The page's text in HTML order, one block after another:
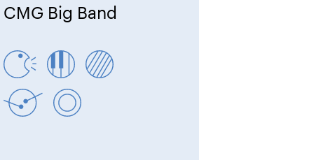
CMG Big Band